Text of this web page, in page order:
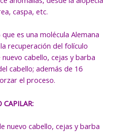
caspa, etc.
es una molécula Alemana
recuperación del folículo
cabello, cejas y barba
cabello; además de 16
el proceso.
CAPILAR:
nuevo cabello, cejas y barba